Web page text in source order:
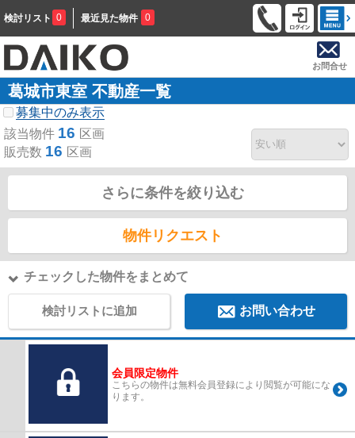
検討リスト 0 最近見た物件 0
お問合せ
葛城市東室 不動産一覧
募集中のみ表示
該当物件 16 区画
販売数 16 区画
さらに条件を絞り込む
物件リクエスト
チェックした物件をまとめて
検討リストに追加 お問い合わせ
会員限定物件
こちらの物件は無料会員登録により閲覧が可能にな
ります。